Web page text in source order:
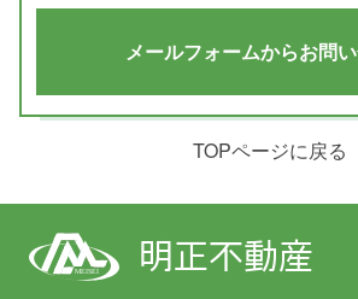
メールフォームからお問
TOPページに戻る
MEISEI 明正不動産